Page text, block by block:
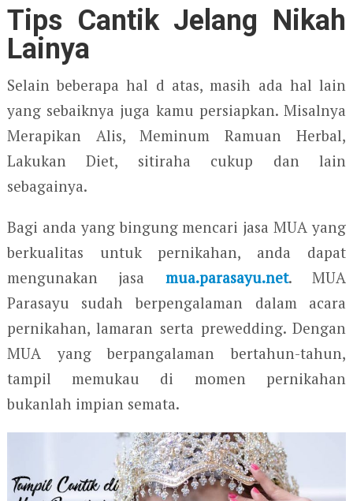
Tips Cantik Jelang Nikah
Lainya
Selain beberapa hal d atas, masih ada hal lain
yang sebaiknya juga kamu persiapkan. Misalnya
Merapikan Alis, Meminum Ramuan Herbal,
Lakukan Diet, sitiraha cukup dan lain
sebagainya.
Bagi anda yang bingung mencari jasa MUA yang
berkualitas untuk pernikahan, anda dapat
mengunakan jasa mua.parasayu.net. MUA
Parasayu sudah berpengalaman dalam acara
pernikahan, lamaran serta prewedding. Dengan
MUA yang berpangalaman bertahun-tahun,
tampil memukau di momen pernikahan
bukanlah impian semata.